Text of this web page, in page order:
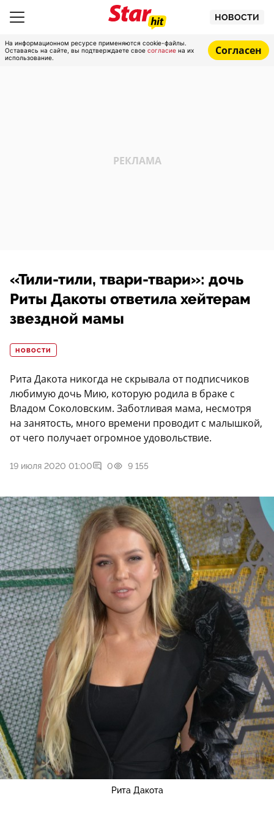
НОВОСТИ
На информационном ресурсе применяются cookie-файлы.
Оставаясь на сайте, вы подтверждаете свое согласие на их
использование.
Согласен
«Тили-тили, твари-твари»: дочь
Риты Дакоты ответила хейтерам
звездной мамы
НОВОСТИ
Рита Дакота никогда не скрывала от подписчиков
любимую дочь Мию, которую родила в браке с
Владом Соколовским. Заботливая мама, несмотря
на занятость, много времени проводит с малышкой,
от чего получает огромное удовольствие.
19 июля 2020 01:00 0 9 155
Рита Дакота